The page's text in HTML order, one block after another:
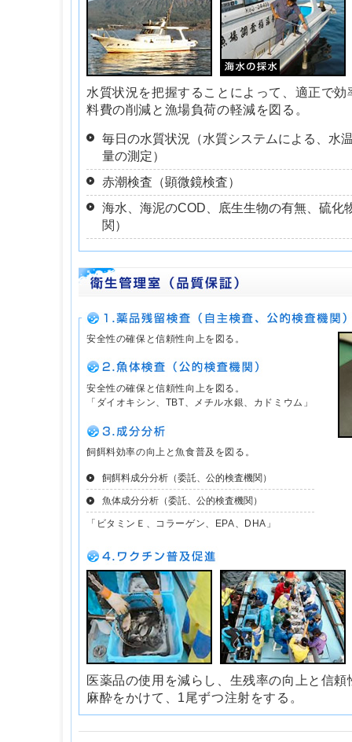
水質状況を把握することによって、適正で
料費の削減と漁場負荷の軽減を図る。
毎日の水質状況（水質システムによる、水
量の測定）
赤潮検査（顕微鏡検査）
海水、海泥のCOD、底生生物の有無、硫化
関）
安全性の確保と信頼性向上を図る。
安全性の確保と信頼性向上を図る。
「ダイオキシン、TBT、メチル水銀、カドミウム」
飼餌料効率の向上と魚食普及を図る。
飼餌料成分分析（委託、公的検査機関）
魚体成分分析（委託、公的検査機関）
「ビタミンＥ、コラーゲン、EPA、DHA」
医薬品の使用を減らし、生残率の向上と信頼
麻酔をかけて、1尾ずつ注射をする。